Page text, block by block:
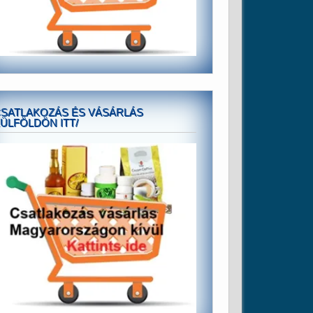
ÉS VÁSÁRLÁS
ITT/